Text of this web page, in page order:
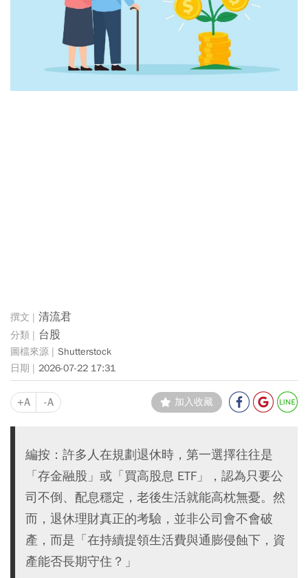
清流君
台股
Shutterstock
2026-07-22 17:31
+A -A 加入收藏
編按：許多人在規劃退休時，第一選擇往往是
「存金融股」或「買高股息 ETF」，認為只要公
司不倒、配息穩定，老後生活就能高枕無憂。然
而，退休理財真正的考驗，並非公司會不會破
產，而是「在持續提領生活費與通膨侵蝕下，資
產能否長期守住？」